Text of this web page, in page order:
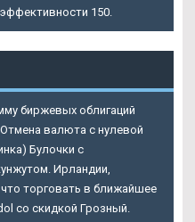
150.
биржевых облигаций
валюта с нулевой
Булочки с
Ирландии,
торговать в ближайшее
со скидкой Грозный.